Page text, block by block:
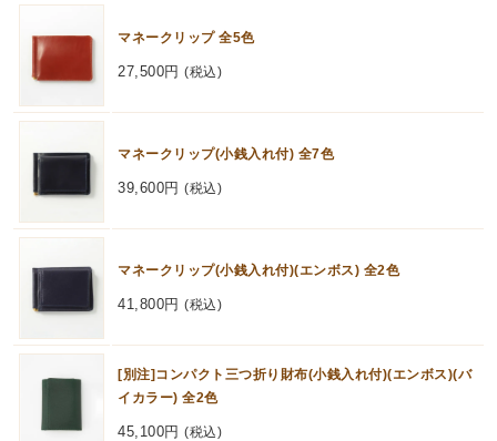
マネークリップ 全5色
27,500円 (税込)
マネークリップ(小銭入れ付) 全7色
39,600円 (税込)
マネークリップ(小銭入れ付)(エンボス) 全2色
41,800円 (税込)
[別注]コンパクト三つ折り財布(小銭入れ付)(エンボス)(バ
イカラー) 全2色
45,100円 (税込)